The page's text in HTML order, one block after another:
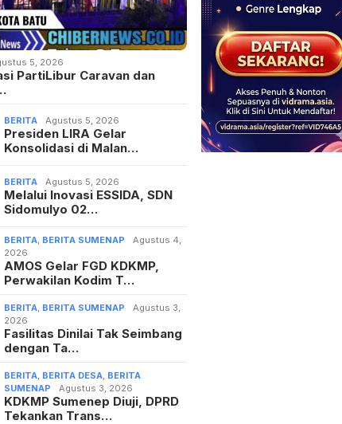
5, 2026
PartiLibur Caravan dan
BERITA Agustus 5, 2026
Presiden LIRA Gelar
Konsolidasi di Malan…
BERITA Agustus 5, 2026
Melalui Inovasi ESSIDA, SDN
Sidomulyo 02…
BERITA BERITA SUMENAP
Agustus 4,
2026
AMOS Gelar FGD KDKMP,
Perwakilan Kodim T…
BERITA BERITA SUMENAP
Agustus 3,
2026
Fasilitas Dinilai Tak Seimbang
dengan Ta…
BERITA BERITA DESA BERITA
SUMENAP
Agustus 3, 2026
KDKMP Sumenep Diuji, DPRD
Tekankan Trans…